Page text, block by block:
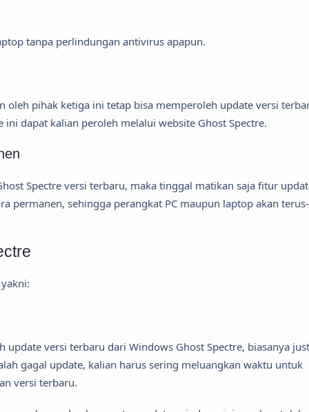
tanpa perlindungan antivirus apapun.
oleh pihak ketiga ini tetap bisa memperoleh update versi
dapat kalian peroleh melalui website Ghost Spectre.
Spectre versi terbaru, maka tinggal matikan saja fitur
permanen, sehingga perangkat PC maupun laptop akan terus-
versi terbaru dari Windows Ghost Spectre, biasanya
gagal update, kalian harus sering meluangkan waktu untuk
versi terbaru.